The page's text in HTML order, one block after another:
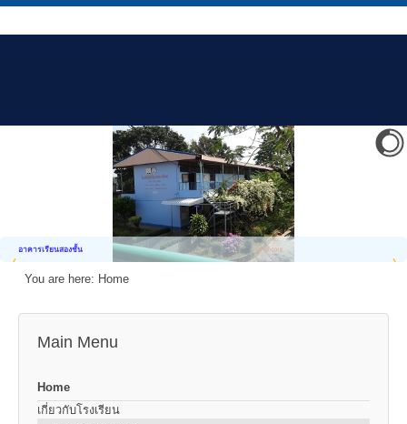
อาคารเรียนสองชั้น
You are here: Home
Main Menu
Home
เกี่ยวกับโรงเรียน